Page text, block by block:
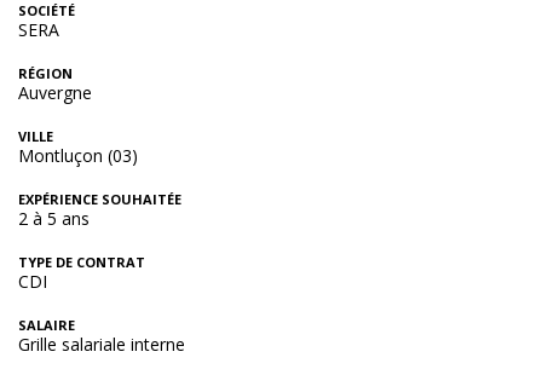
SOCIÉTÉ
SERA
RÉGION
Auvergne
VILLE
Montluçon (03)
EXPÉRIENCE SOUHAITÉE
2 à 5 ans
TYPE DE CONTRAT
CDI
SALAIRE
Grille salariale interne